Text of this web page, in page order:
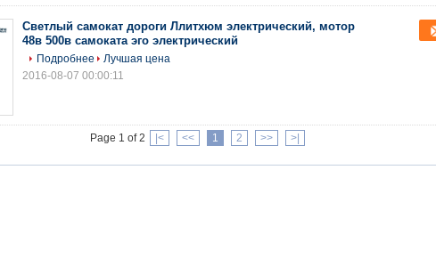
Светлый самокат дороги Ллитхюм электрический, мотор
48в 500в самоката эго электрический
Подробнее
Лучшая цена
2016-08-07 00:00:11
Page 1 of 2 |< << 1 2 >> >|